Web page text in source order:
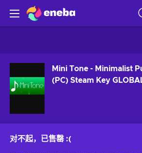
Mini Tone - Minimalist
(PC) Steam Key
对不起，已售罄 :(